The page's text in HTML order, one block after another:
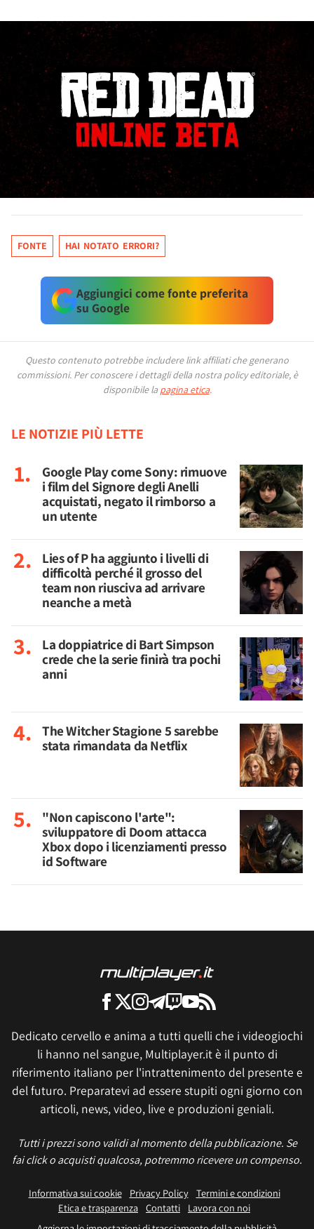
FONTE HAI NOTATO ERRORI?
Aggiungici come fonte preferita
su Google
Questo contenuto potrebbe includere link affiliati che generano
commissioni. Per conoscere i dettagli della nostra policy editoriale, è
disponibile la pagina etica.
LE NOTIZIE PIÙ LETTE
Google Play come Sony: rimuove
i film del Signore degli Anelli
acquistati, negato il rimborso a
un utente
Lies of P ha aggiunto i livelli di
difficoltà perché il grosso del
team non riusciva ad arrivare
neanche a metà
La doppiatrice di Bart Simpson
crede che la serie finirà tra pochi
anni
The Witcher Stagione 5 sarebbe
stata rimandata da Netflix
"Non capiscono l'arte":
sviluppatore di Doom attacca
Xbox dopo i licenziamenti presso
id Software
Dedicato cervello e anima a tutti quelli che i videogiochi
li hanno nel sangue, Multiplayer.it è il punto di
riferimento italiano per l'intrattenimento del presente e
del futuro. Preparatevi ad essere stupiti ogni giorno con
articoli, news, video, live e produzioni geniali.
Tutti i prezzi sono validi al momento della pubblicazione. Se
fai click o acquisti qualcosa, potremmo ricevere un compenso.
Informativa sui cookie Privacy Policy
Termini e condizioni
Etica e trasparenza Contatti
Lavora con noi